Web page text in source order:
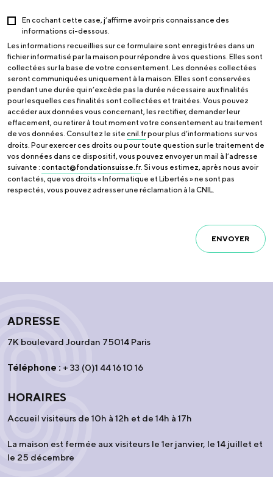
En cochant cette case, j’affirme avoir pris connaissance des
informations ci-dessous.
Les informations recueillies sur ce formulaire sont enregistrées dans un
fichier informatisé par la maison pour répondre à vos questions. Elles sont
collectées sur la base de votre consentement. Les données collectées
seront communiquées uniquement à la maison. Elles sont conservées
pendant une durée qui n’excède pas la durée nécessaire aux finalités
pour lesquelles ces finalités sont collectées et traitées. Vous pouvez
accéder aux données vous concernant, les rectifier, demander leur
effacement, ou retirer à tout moment votre consentement au traitement
de vos données. Consultez le site cnil.frpour plus d’informations sur vos
droits. Pour exercer ces droits ou pour toute question sur le traitement de
vos données dans ce dispositif, vous pouvez envoyer un mail à l’adresse
suivante : contact@fondationsuisse.fr . Si vous estimez, après nous avoir
contactés, que vos droits « Informatique et Libertés » ne sont pas
respectés, vous pouvez adresser une réclamation à la CNIL.
ENVOYER
ADRESSE
7K boulevard Jourdan 75014 Paris
Téléphone : + 33 (0)1 44 16 10 16
HORAIRES
Accueil visiteurs de 10h à 12h et de 14h à 17h
La maison est fermée aux visiteurs le 1er janvier, le 14 juillet et
le 25 décembre